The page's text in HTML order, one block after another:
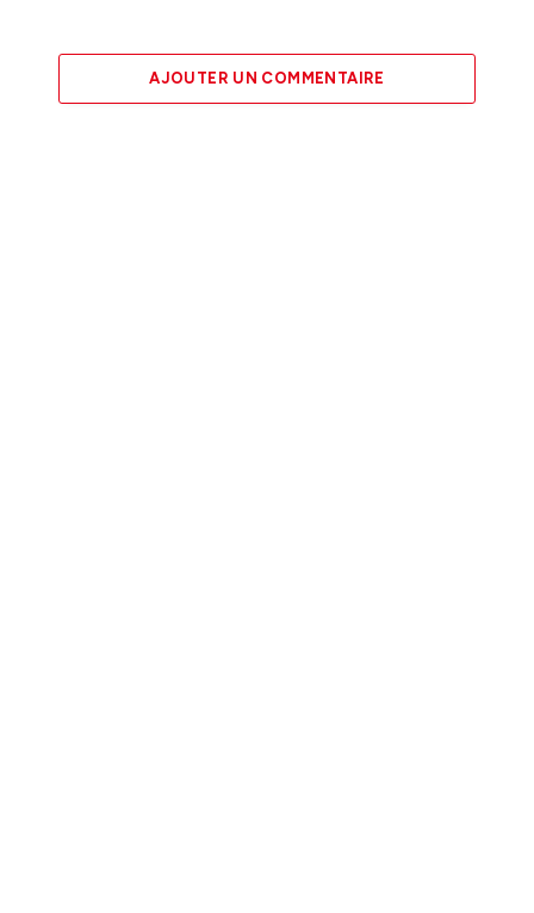
AJOUTER UN COMMENTAIRE